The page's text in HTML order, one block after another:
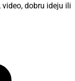
dobru ideju ili